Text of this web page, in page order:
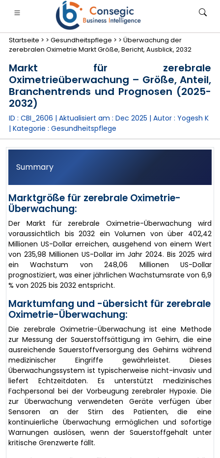
Finanzdienstleistungen und Versicherungen
• Energie und Strom
•
• Fallstudien
Startseite > > Gesundheitspflege > > Überwachung der
zerebralen Oximetrie Markt Größe, Bericht, Ausblick, 2032
Markt für zerebrale
Oximetrieüberwachung – Größe, Anteil,
Branchentrends und Prognosen (2025-
2032)
ID : CBI_2606 | Aktualisiert am : Dec 2025 | Autor : Yogesh K
| Kategorie : Gesundheitspflege
Summary
Marktgröße für zerebrale Oximetrie-
Überwachung:
Der Markt für zerebrale Oximetrie-Überwachung wird
voraussichtlich bis 2032 ein Volumen von über 402,42
Millionen US-Dollar erreichen, ausgehend von einem Wert
von 235,98 Millionen US-Dollar im Jahr 2024. Bis 2025 wird
ein Wachstum von 248,06 Millionen US-Dollar
prognostiziert, was einer jährlichen Wachstumsrate von 6,9
% von 2025 bis 2032 entspricht.
Marktumfang und -übersicht für zerebrale
Oximetrie-Überwachung:
Die zerebrale Oximetrie-Überwachung ist eine Methode
zur Messung der Sauerstoffsättigung im Gehirn, die eine
ausreichende Sauerstoffversorgung des Gehirns während
medizinischer Eingriffe gewährleistet. Dieses
Überwachungssystem ist typischerweise nicht-invasiv und
liefert Echtzeitdaten. Es unterstützt medizinisches
Fachpersonal bei der Vorbeugung zerebraler Hypoxie. Die
zur Überwachung verwendeten Geräte verfügen über
Sensoren an der Stirn des Patienten, die eine
kontinuierliche Überwachung ermöglichen und sofortige
Warnungen auslösen, wenn der Sauerstoffgehalt unter
kritische Grenzwerte fällt.